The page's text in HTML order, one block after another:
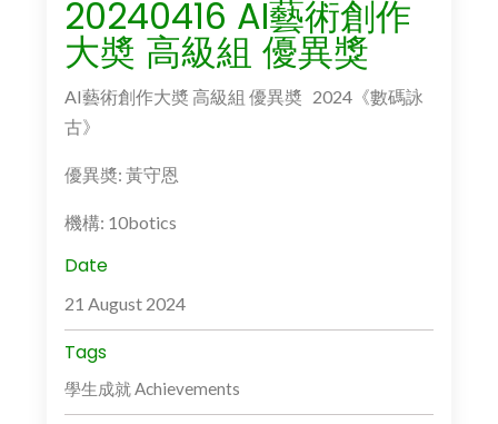
20240416 AI藝術創作
大奬 高級組 優異獎
AI藝術創作大奬 高級組 優異奬 2024《數碼詠
古》
優異奬: 黃守恩
機構: 10botics
Date
21 August 2024
Tags
學生成就 Achievements